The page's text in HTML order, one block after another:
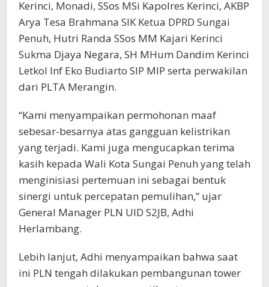
Kerinci, Monadi, SSos MSi Kapolres Kerinci, AKBP
Arya Tesa Brahmana SIK Ketua DPRD Sungai
Penuh, Hutri Randa SSos MM Kajari Kerinci
Sukma Djaya Negara, SH MHum Dandim Kerinci
Letkol Inf Eko Budiarto SIP MIP serta perwakilan
dari PLTA Merangin.
“Kami menyampaikan permohonan maaf
sebesar-besarnya atas gangguan kelistrikan
yang terjadi. Kami juga mengucapkan terima
kasih kepada Wali Kota Sungai Penuh yang telah
menginisiasi pertemuan ini sebagai bentuk
sinergi untuk percepatan pemulihan,” ujar
General Manager PLN UID S2JB, Adhi
Herlambang.
Lebih lanjut, Adhi menyampaikan bahwa saat
ini PLN tengah dilakukan pembangunan tower